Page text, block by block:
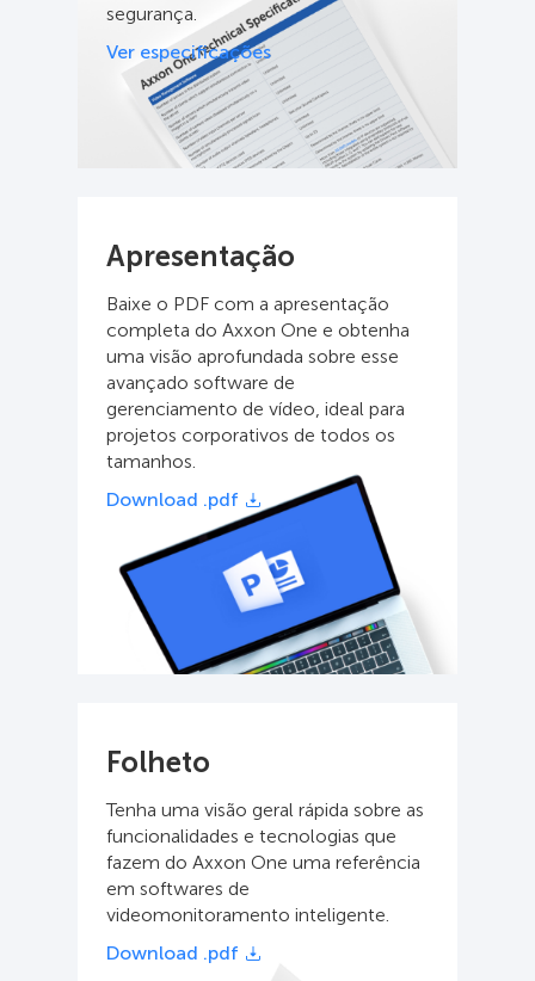
segurança.
Ver especificações
Apresentação
Baixe o PDF com a apresentação
completa do Axxon One e obtenha
uma visão aprofundada sobre esse
avançado software de
gerenciamento de vídeo, ideal para
projetos corporativos de todos os
tamanhos.
Download .pdf
Folheto
Tenha uma visão geral rápida sobre as
funcionalidades e tecnologias que
fazem do Axxon One uma referência
em softwares de
videomonitoramento inteligente.
Download .pdf